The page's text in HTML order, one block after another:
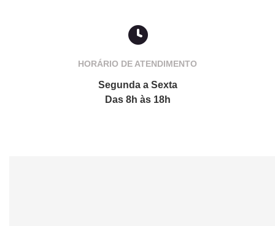
HORÁRIO DE ATENDIMENTO
Segunda a Sexta
Das 8h às 18h